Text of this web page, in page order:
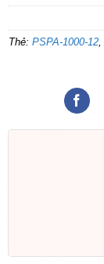
Thẻ: PSPA-1000-12,